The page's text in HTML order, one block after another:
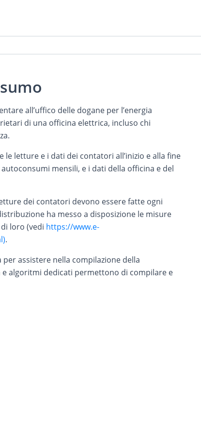
all’uffico delle dogane per l’energia
di una officina elettrica, incluso chi
letture e i dati dei contatori all’inizio e alla fine
mensili, e i dati della officina e del
dei contatori devono essere fatte ogni
ha messo a disposizione le misure
loro (vedi https://www.e-
.
per assistere nella compilazione della
algoritmi dedicati permettono di compilare e